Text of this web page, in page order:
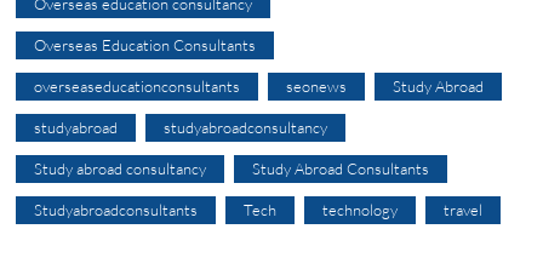
Overseas Education Consultants
overseaseducationconsultants seonews Study Abroad
studyabroad studyabroadconsultancy
Study abroad consultancy Study Abroad Consultants
Studyabroadconsultants Tech technology travel